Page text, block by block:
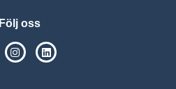
Följ oss
SPSM på Facebook
SPSM på Instagram